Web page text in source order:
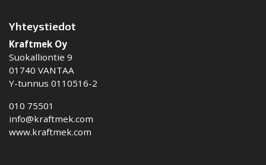
Yhteystiedot
Kraftmek Oy
Suokalliontie 9
01740 VANTAA
Y-tunnus 0110516-2
010 75501
info@kraftmek.com
www.kraftmek.com